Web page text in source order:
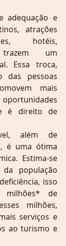
atrações
hotéis,
trazem um
Essa troca,
das pessoas
mais
é direito de
além de
é uma ótima
Estima-se
população
isso
de
milhões,
serviços e
ao turismo e